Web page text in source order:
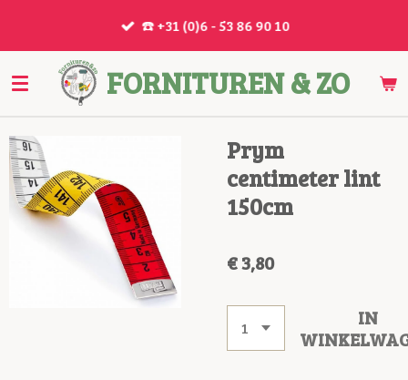
de
hoofdinhoud
FORNITUREN & ZO
☎️ +31 (0)6 - 53 86 90 10
Prym
centimeter lint
150cm
€ 3,80
IN